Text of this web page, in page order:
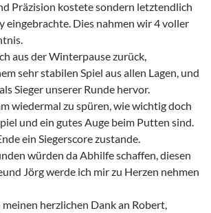
Präzision kostete sondern letztendlich
eingebrachte. Dies nahmen wir 4 voller
aus der Winterpause zurück,
sehr stabilen Spiel aus allen Lagen, und
Sieger unserer Runde hervor.
wiedermal zu spüren, wie wichtig doch
und ein gutes Auge beim Putten sind.
ein Siegerscore zustande.
würden da Abhilfe schaffen, diesen
Jörg werde ich mir zu Herzen nehmen
herzlichen Dank an Robert,